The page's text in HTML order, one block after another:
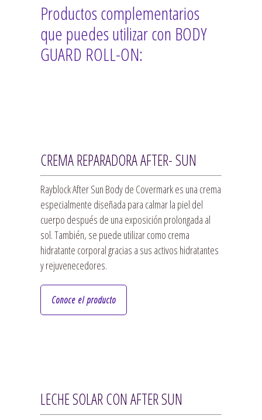
Productos complementarios
que puedes utilizar con BODY
GUARD ROLL-ON:
CREMA REPARADORA AFTER- SUN
Rayblock After Sun Body de Covermark es una crema
especialmente diseñada para calmar la piel del
cuerpo después de una exposición prolongada al
sol. También, se puede utilizar como crema
hidratante corporal gracias a sus activos hidratantes
y rejuvenecedores.
Conoce el producto
LECHE SOLAR CON AFTER SUN